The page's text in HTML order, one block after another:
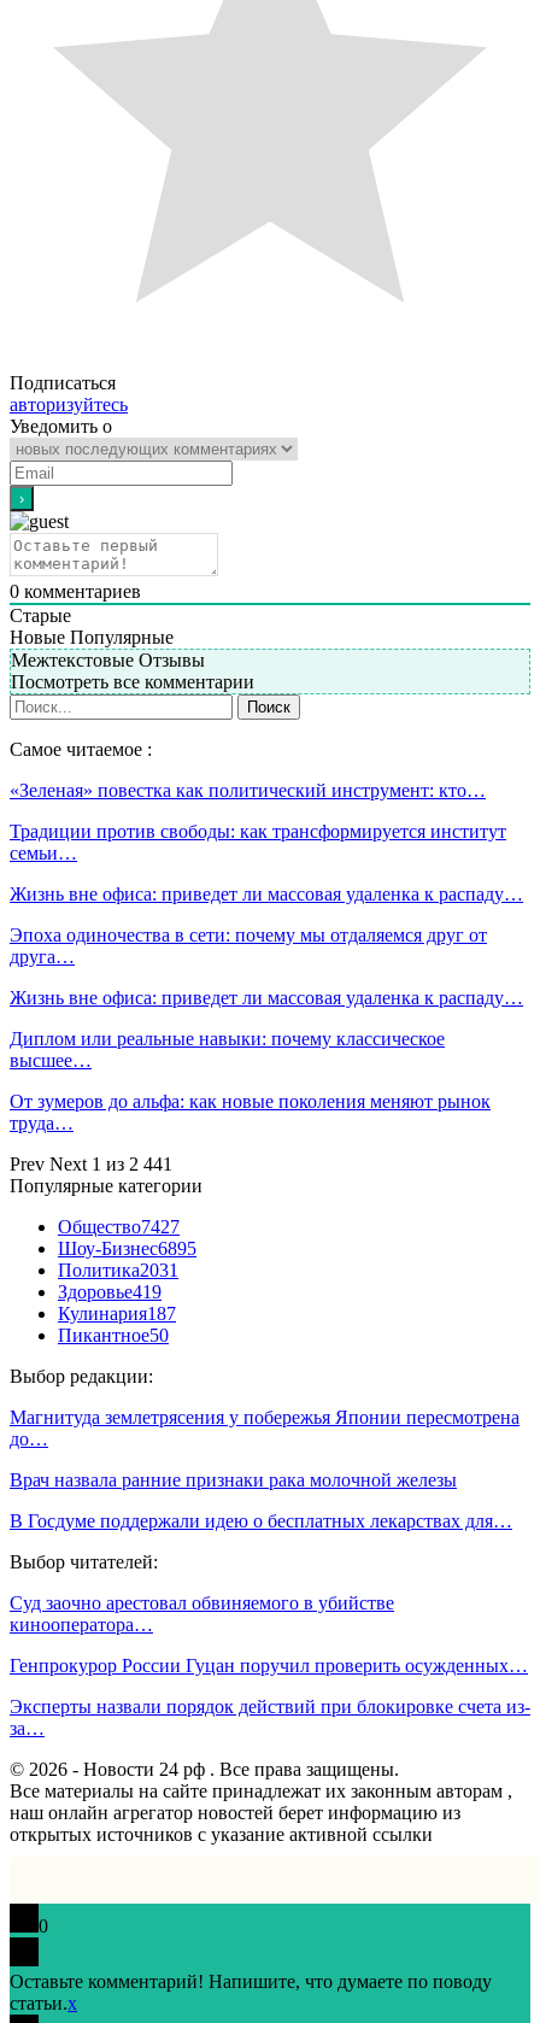
Подписаться
авторизуйтесь
Уведомить о
0 комментариев
Старые
Новые Популярные
Межтекстовые Отзывы
Посмотреть все комментарии
Самое читаемое :
«Зеленая» повестка как политический инструмент: кто…
Традиции против свободы: как трансформируется институт
семьи…
Жизнь вне офиса: приведет ли массовая удаленка к распаду…
Эпоха одиночества в сети: почему мы отдаляемся друг от
друга…
Жизнь вне офиса: приведет ли массовая удаленка к распаду…
Диплом или реальные навыки: почему классическое
высшее…
От зумеров до альфа: как новые поколения меняют рынок
труда…
Prev Next 1 из 2 441
Популярные категории
Общество7427
Шоу-Бизнес6895
Политика2031
Здоровье419
Кулинария187
Пикантное50
Выбор редакции:
Магнитуда землетрясения у побережья Японии пересмотрена
до…
Врач назвала ранние признаки рака молочной железы
В Госдуме поддержали идею о бесплатных лекарствах для…
Выбор читателей:
Суд заочно арестовал обвиняемого в убийстве
кинооператора…
Генпрокурор России Гуцан поручил проверить осужденных…
Эксперты назвали порядок действий при блокировке счета из-
за…
© 2026 - Новости 24 рф . Все права защищены.
Все материалы на сайте принадлежат их законным авторам ,
наш онлайн агрегатор новостей берет информацию из
открытых источников с указание активной ссылки
0
Оставьте комментарий! Напишите, что думаете по поводу
статьи.x